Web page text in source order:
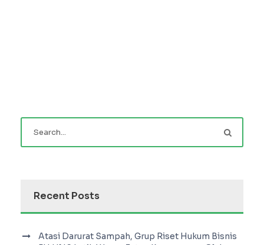
Recent Posts
Atasi Darurat Sampah, Grup Riset Hukum Bisnis